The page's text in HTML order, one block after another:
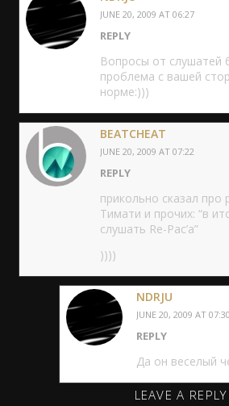
JUNE 20, 2009 AT 06:27
REPLY
Вопросы от слушатей
проблема с вашей
норме:)))
BEATCHEAT
JUNE 20, 2009 AT 07:22
REPLY
прикольно сказал про
Тимати и прочих: “в
слушать Re-Pac’a”
))))
NDRJU
JUNE 20, 2009 AT 07:30
REPLY
Да он веселый
LEAVE A REPLY